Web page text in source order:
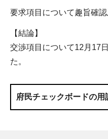
要求項目について趣旨確
【結論】
交渉項目について12月17
た。
府民チェックボードの用